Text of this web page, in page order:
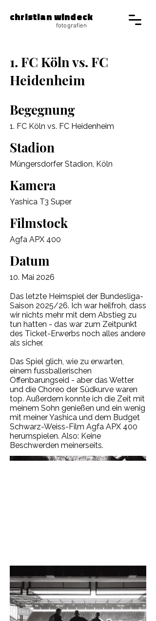
christian windeck
fotografien
1. FC Köln vs. FC
Heidenheim
Begegnung
1. FC Köln vs. FC Heidenheim
Stadion
Müngersdorfer Stadion, Köln
Kamera
Yashica T3 Super
Filmstock
Agfa APX 400
Datum
10. Mai 2026
Das letzte Heimspiel der Bundesliga-
Saison 2025/26. Ich war heilfroh, dass
wir nichts mehr mit dem Abstieg zu
tun hatten - das war zum Zeitpunkt
des Ticket-Erwerbs noch alles andere
als sicher.
Das Spiel glich, wie zu erwarten,
einem fussballerischen
Offenbarungseid - aber das Wetter
und die Choreo der Südkurve waren
top. Außerdem konnte ich die Zeit mit
meinem Sohn genießen und ein wenig
mit meiner Yashica und dem Budget
Schwarz-Weiss-Film Agfa APX 400
herumspielen. Also: Keine
Beschwerden meinerseits.